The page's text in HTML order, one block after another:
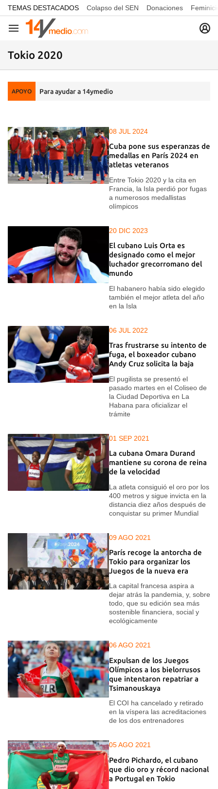
common.go-to-content
TEMAS DESTACADOS Colapso del SEN Donaciones
Navegación
Tokio 2020
APOYO Para ayudar a 14ymedio
08 JUL 2024
Cuba pone sus esperanzas de
medallas en París 2024 en
atletas veteranos
Entre Tokio 2020 y la cita en
Francia, la Isla perdió por fugas
a numerosos medallistas
olímpicos
20 DIC 2023
El cubano Luis Orta es
designado como el mejor
luchador grecorromano del
mundo
El habanero había sido elegido
también el mejor atleta del año
en la Isla
06 JUL 2022
Tras frustrarse su intento de
fuga, el boxeador cubano
Andy Cruz solicita la baja
El pugilista se presentó el
pasado martes en el Coliseo de
la Ciudad Deportiva en La
Habana para oficializar el
trámite
01 SEP 2021
La cubana Omara Durand
mantiene su corona de reina
de la velocidad
La atleta consiguió el oro por los
400 metros y sigue invicta en la
distancia diez años después de
conquistar su primer Mundial
09 AGO 2021
París recoge la antorcha de
Tokio para organizar los
Juegos de la nueva era
La capital francesa aspira a
dejar atrás la pandemia, y, sobre
todo, que su edición sea más
sostenible financiera, social y
ecológicamente
06 AGO 2021
Expulsan de los Juegos
Olímpicos a los bielorrusos
que intentaron repatriar a
Tsimanouskaya
El COI ha cancelado y retirado
en la víspera las acreditaciones
de los dos entrenadores
05 AGO 2021
Pedro Pichardo, el cubano
que dio oro y récord nacional
a Portugal en Tokio